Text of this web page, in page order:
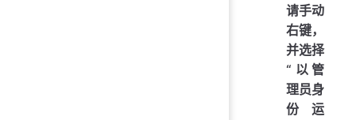
请手动
右键，
并选择
“以管
理员身
份运